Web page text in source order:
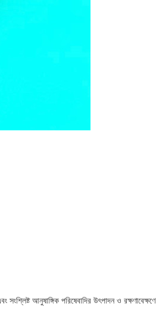
সংশ্লিষ্ট আনুষাঙ্গিক পরিষেবাদির উৎপাদন ও রক্ষণাবেক্ষণে